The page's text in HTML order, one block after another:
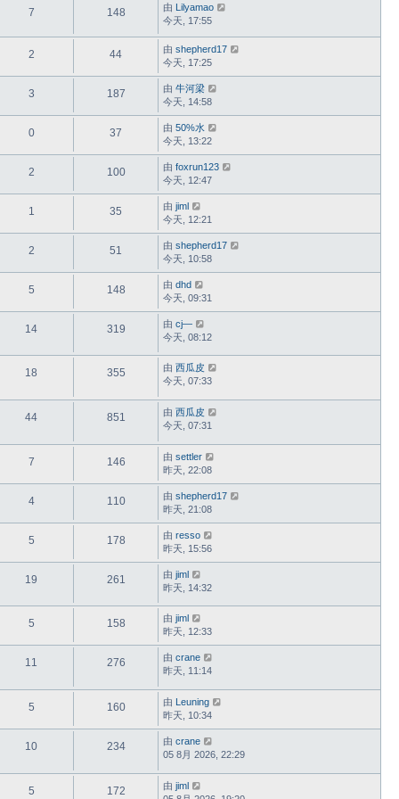
7 148 由 Lilyamao
今天, 17:55
2 44 由 shepherd17
今天, 17:25
3 187 由 牛河梁
今天, 14:58
0 37 由 50%水
今天, 13:22
2 100 由 foxrun123
今天, 12:47
1 35 由 jiml
今天, 12:21
2 51 由 shepherd17
今天, 10:58
5 148 由 dhd
今天, 09:31
14 319 由 cj—
今天, 08:12
18 355 由 西瓜皮
今天, 07:33
44 851 由 西瓜皮
今天, 07:31
7 146 由 settler
昨天, 22:08
4 110 由 shepherd17
昨天, 21:08
5 178 由 resso
昨天, 15:56
19 261 由 jiml
昨天, 14:32
5 158 由 jiml
昨天, 12:33
11 276 由 crane
昨天, 11:14
5 160 由 Leuning
昨天, 10:34
10 234 由 crane
05 8月 2026, 22:29
5 172 由 jiml